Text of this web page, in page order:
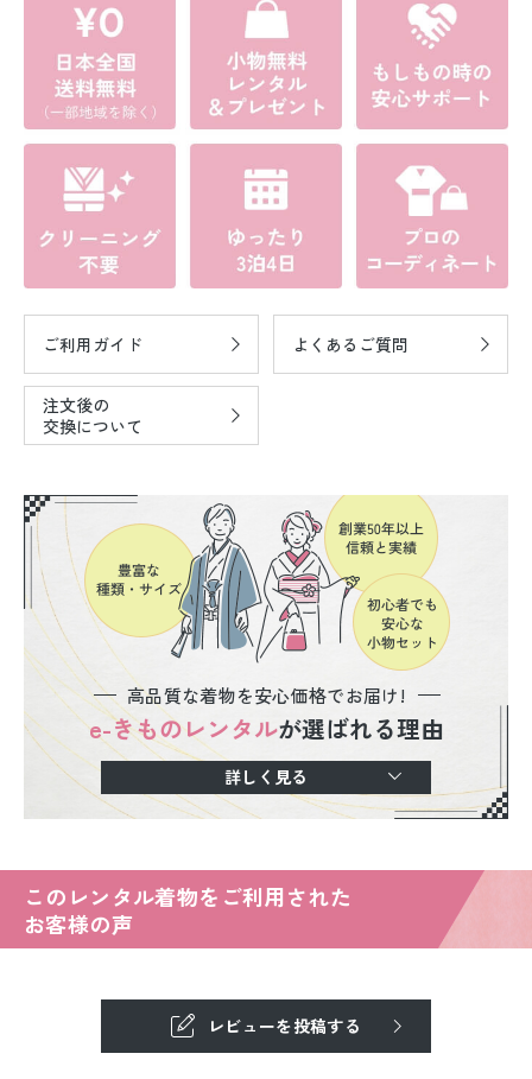
ご利用ガイド よくあるご質問
注文後の
交換について
高品質な着物を安心価格でお届け!
e-きものレンタルが選ばれる理由
詳しく見る
このレンタル着物をご利用された
お客様の声
レビューを投稿する